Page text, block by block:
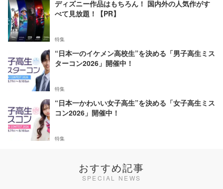
ディズニー作品はもちろん！ 国内外の人気作がす
べて見放題！【PR】
特集
“日本一のイケメン高校生”を決める「男子高生ミス
ターコン2026」開催中！
特集
“日本一かわいい女子高生”を決める「女子高生ミス
コン2026」開催中！
特集
おすすめ記事
SPECIAL NEWS